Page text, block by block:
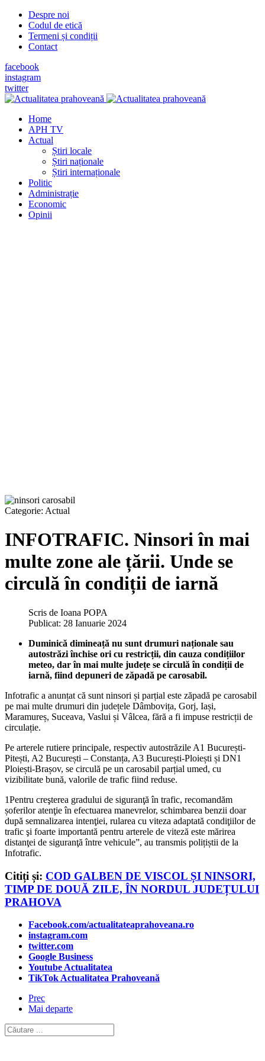
Despre noi
Codul de etică
Termeni și condiții
Contact
facebook
instagram
twitter
Home
APH TV
Actual
Știri locale
Știri naționale
Știri internaționale
Politic
Administrație
Economic
Opinii
Categorie: Actual
INFOTRAFIC. Ninsori în mai
multe zone ale țării. Unde se
circulă în condiții de iarnă
Scris de Ioana POPA
Publicat: 28 Ianuarie 2024
Duminică dimineață nu sunt drumuri naționale sau
autostrăzi închise ori cu restricții, din cauza condițiilor
meteo, dar în mai multe județe se circulă în condiții de
iarnă, fiind depuneri de zăpadă pe carosabil.
Infotrafic a anunțat că sunt ninsori și parțial este zăpadă pe carosabil
pe mai multe drumuri din județele Dâmbovița, Gorj, Iași,
Maramureș, Suceava, Vaslui și Vâlcea, fără a fi impuse restricții de
circulație.
Pe arterele rutiere principale, respectiv autostrăzile A1 București-
Pitești, A2 București – Constanța, A3 București-Ploiești și DN1
Ploiești-Brașov, se circulă pe un carosabil parțial umed, cu
vizibilitate bună, valorile de trafic fiind reduse.
1Pentru creşterea gradului de siguranţă în trafic, recomandăm
șoferilor atenţie în efectuarea manevrelor, schimbarea benzii doar
după semnalizarea intenţiei, rularea cu viteza adaptată condiţiilor de
trafic şi foarte importantă pentru arterele de viteză este mărirea
distanţei de siguranţă între vehicule”, au transmis polițiștii de la
Infotrafic.
Citiți și: COD GALBEN DE VISCOL ȘI NINSORI,
TIMP DE DOUĂ ZILE, ÎN NORDUL JUDEȚULUI
PRAHOVA
Facebook.com/actualitateaprahoveana.ro
instagram.com
twitter.com
Google Business
Youtube Actualitatea
TikTok Actualitatea Prahoveană
Prec
Mai departe